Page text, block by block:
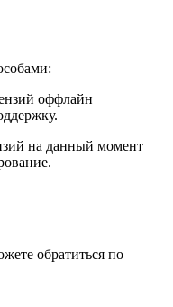
оффлайн
на данный момент
обратиться по